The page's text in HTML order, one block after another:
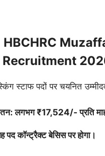
HBCHRC
Recruitment
स्टाफ पदों पर चयनित
लगभग ₹17,524/- प्रति
पद कॉन्ट्रैक्ट बेसिस पर होगा।